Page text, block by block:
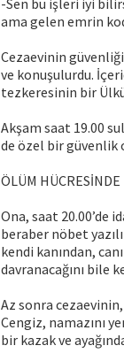
ama gelen emrin
Cezaevinin
ve konuşulurdu.
tezkeresinin bir
Akşam saat 19.00
de özel bir
ÖLÜM
Ona, saat 20.00’de
beraber nöbet
kendi kanından,
davranacağını bile
Az sonra
Cengiz, namazını
bir kazak ve